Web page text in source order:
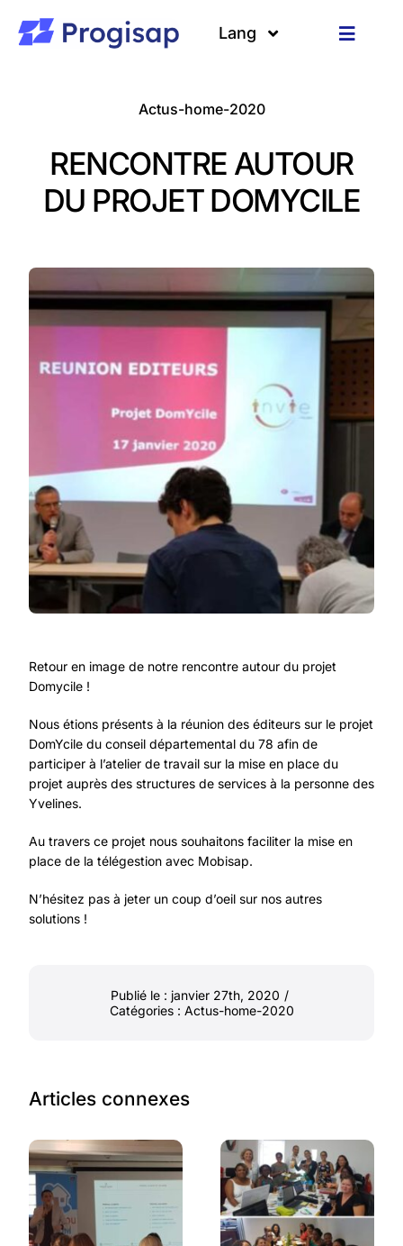
contenu
Toggle
Clients
Lang
Actus-home-2020
RENCONTRE AUTOUR
DU PROJET DOMYCILE
Retour en image de notre rencontre autour du projet
Domycile !
Nous étions présents à la réunion des éditeurs sur le projet
DomYcile du conseil départemental du 78 afin de
participer à l’atelier de travail sur la mise en place du
projet auprès des structures de services à la personne des
Yvelines.
Au travers ce projet nous souhaitons faciliter la mise en
place de la télégestion avec Mobisap.
N’hésitez pas à jeter un coup d’oeil sur nos autres
solutions!
Publié le : janvier 27th, 2020 /
Catégories : Actus-home-2020
Articles connexes